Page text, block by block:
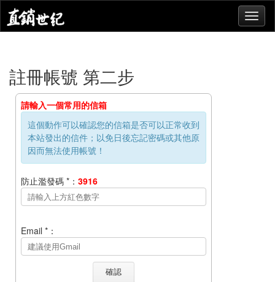
註冊帳號 第二步
請輸入一個常用的信箱
這個動作可以確認您的信箱是否可以正常收到
本站發出的信件；以免日後忘記密碼或其他原
因而無法使用帳號！
防止濫發碼 *：3916
Email *：